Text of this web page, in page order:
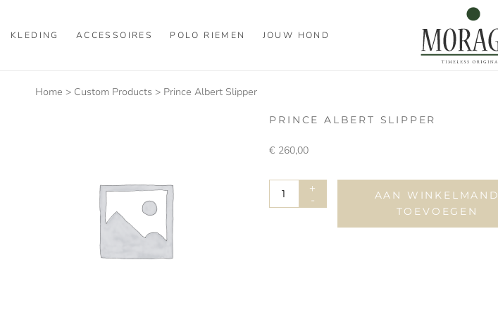
KLEDING ACCESSOIRES POLO RIEMEN JOUW HOND
Home > Custom Products> Prince Albert Slipper
PRINCE ALBERT SLIPPER
€ 260,00
Prince
+
-
AAN WINKELMAND
TOEVOEGEN